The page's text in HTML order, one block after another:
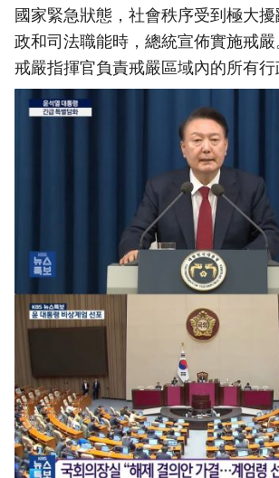
國家緊急狀態，社會秩序受到極大
政和司法職能時，總統宣佈實施戒嚴
戒嚴指揮官負責戒嚴區域內的所有行